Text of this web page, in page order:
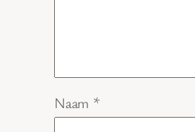
Naam *